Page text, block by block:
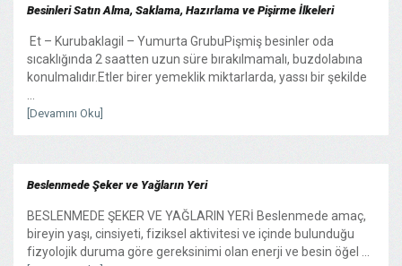
Besinleri Satın Alma, Saklama, Hazırlama ve Pişirme İlkeleri
Et – Kurubaklagil – Yumurta GrubuPişmiş besinler oda
sıcaklığında 2 saatten uzun süre bırakılmamalı, buzdolabına
konulmalıdır.Etler birer yemeklik miktarlarda, yassı bir şekilde
[Devamını Oku]
Beslenmede Şeker ve Yağların Yeri
BESLENMEDE ŞEKER VE YAĞLARIN YERİ Beslenmede amaç,
bireyin yaşı, cinsiyeti, fiziksel aktivitesi ve içinde bulunduğu
fizyolojik duruma göre gereksinimi olan enerji ve besin öğel ...